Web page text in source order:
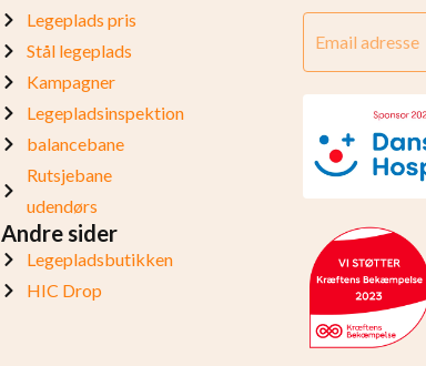
Legeplads pris
Stål legeplads
Kampagner
Legepladsinspektion
balancebane
Rutsjebane
udendørs
Andre sider
Legepladsbutikken
HIC Drop